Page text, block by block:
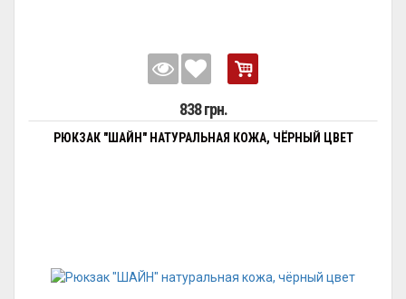
838 грн.
РЮКЗАК "ШАЙН" НАТУРАЛЬНАЯ КОЖА, ЧЁРНЫЙ ЦВЕТ